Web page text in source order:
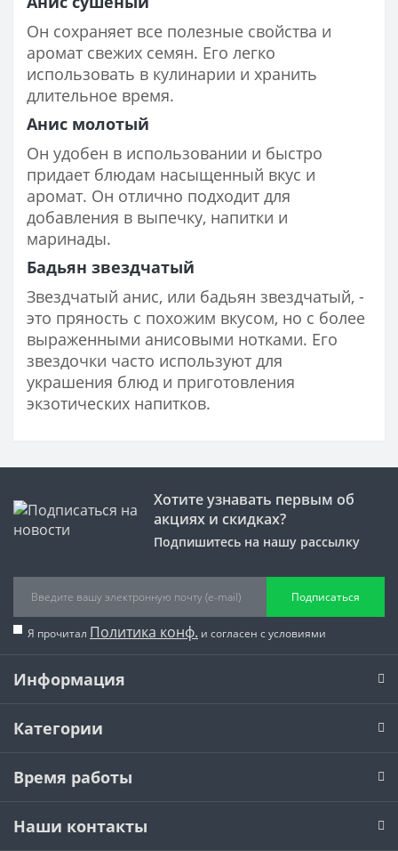
Он сохраняет все полезные свойства и
аромат свежих семян. Его легко
использовать в кулинарии и хранить
длительное время.
Анис молотый
Он удобен в использовании и быстро
придает блюдам насыщенный вкус и
аромат. Он отлично подходит для
добавления в выпечку, напитки и
маринады.
Бадьян звездчатый
Звездчатый анис, или бадьян звездчатый, -
это пряность с похожим вкусом, но с более
выраженными анисовыми нотками. Его
звездочки часто используют для
украшения блюд и приготовления
экзотических напитков.
Хотите узнавать первым об
акциях и скидках?
Подпишитесь на нашу рассылку
Подписаться
Я прочитал Политика конф. и согласен с условиями
Информация
Категории
Время работы
Наши контакты